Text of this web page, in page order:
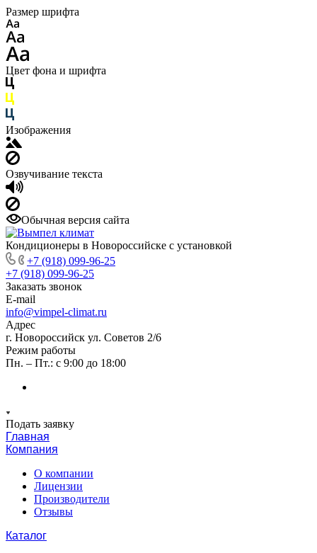
Размер шрифта
Цвет фона и шрифта
Изображения
Озвучивание текста
Обычная версия сайта
Кондиционеры в Новороссийске с установкой
+7 (918) 099-96-25
+7 (918) 099-96-25
Заказать звонок
E-mail
info@vimpel-climat.ru
Адрес
г. Новороссийск ул. Советов 2/6
Режим работы
Пн. – Пт.: с 9:00 до 18:00
Подать заявку
Главная
Компания
О компании
Лицензии
Производители
Отзывы
Каталог